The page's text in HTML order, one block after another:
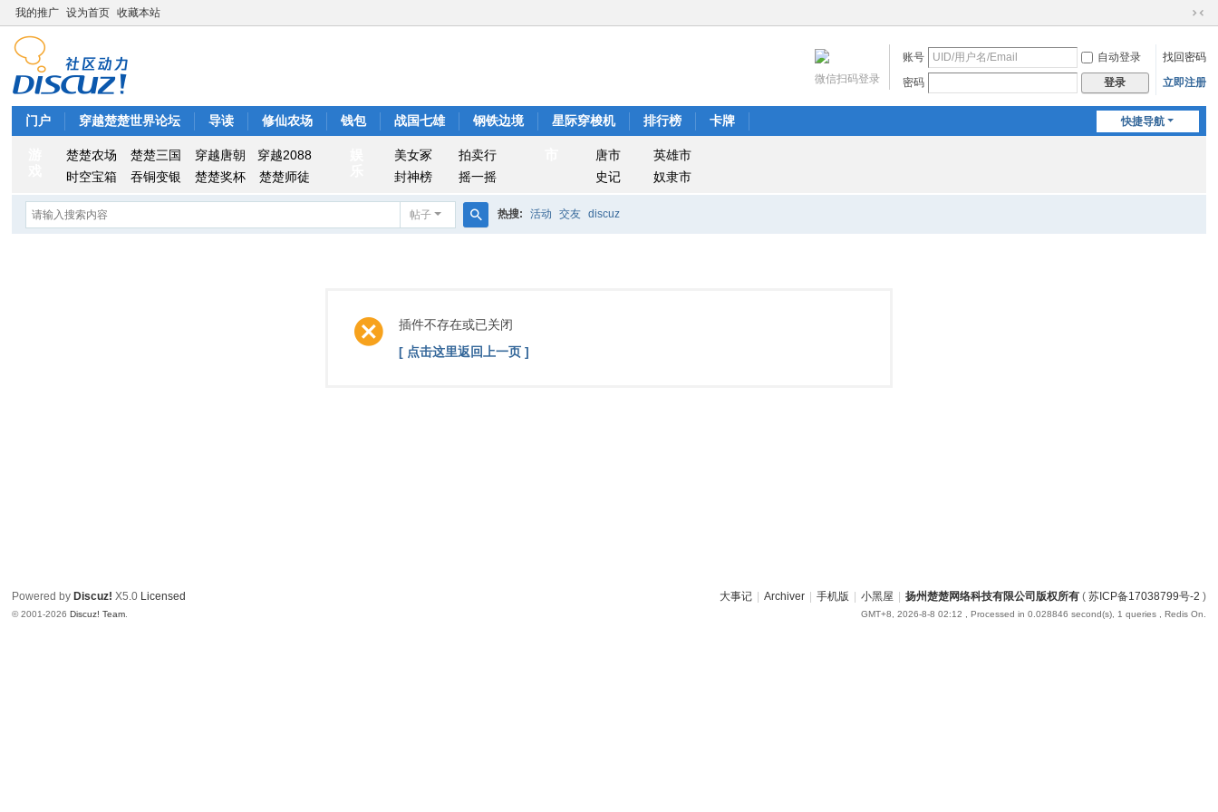
我的推广 设为首页 收藏本站
切
到
窄
账号 自动登录
找回密码
密码
登录 立即注册
微信扫码登录
快捷导航
门户 穿越楚楚世界论坛 导读 修仙农场 钱包 战国七雄 钢铁边境 星际穿梭机 排行榜 卡牌
楚楚农场 楚楚三国 穿越唐朝
穿越2088
时空宝箱
吞铜变银 楚楚奖杯 楚楚师徒
美女冢
拍卖行
封神榜
摇一摇
唐市
英雄市
史记
奴隶市
帖子 热搜: 活动 交友 discuz
插件不存在或已关闭
[ 点击这里返回上一页 ]
大事记 Archiver 手机版 小黑屋 扬州楚楚网络科技有限公司版权所有( 苏ICP备17038799号-2 )
GMT+8, 2026-8-8 02:12 , Processed in 0.028846 second(s), 1 queries , Redis On.
Powered by Discuz! X5.0 Licensed
© 2001-2026Discuz! Team